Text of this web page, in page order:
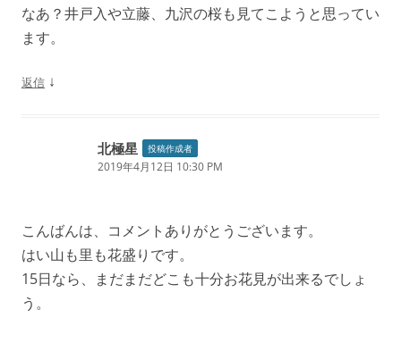
なあ？井戸入や立藤、九沢の桜も見てこようと思ってい
ます。
返信 ↓
北極星 投稿作成者
2019年4月12日 10:30 PM
こんばんは、コメントありがとうございます。
はい山も里も花盛りです。
15日なら、まだまだどこも十分お花見が出来るでしょ
う。